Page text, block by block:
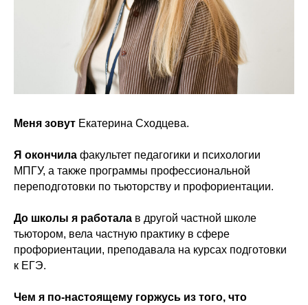
Меня зовут Екатерина Сходцева.
Я окончила факультет педагогики и психологии
МПГУ, а также программы профессиональной
переподготовки по тьюторству и профориентации.
До школы я работала в другой частной школе
тьютором, вела частную практику в сфере
профориентации, преподавала на курсах подготовки
к ЕГЭ.
Чем я по-настоящему горжусь из того, что